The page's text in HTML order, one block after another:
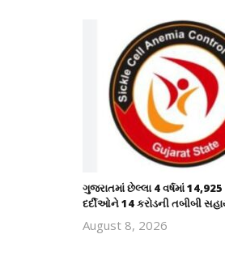
ગુજરાતમાં છેલ્લા 4 વર્ષમાં
દર્દીઓને 14 કરોડની તબીબી
August 8, 2026